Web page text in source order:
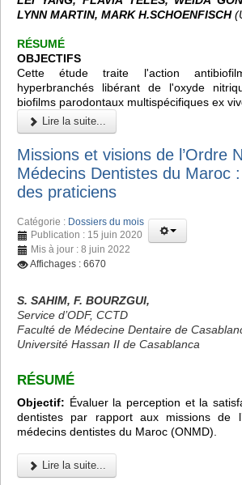
LYNN MARTIN, MARK H.SCHOENFISCH
RÉSUMÉ
OBJECTIFS
Cette étude traite l'action
hyperbranchés libérant de l'oxyde
biofilms parodontaux multispécifiques ex
Lire la suite...
Missions et visions de l’Ordre
Médecins Dentistes du Maroc
des praticiens
Catégorie : Dossiers du mois
Publication : 15 juin 2020
Mis à jour : 8 juin 2022
Affichages : 6670
S. SAHIM, F. BOURZGUI,
Service d’ODF, CCTD
Faculté de Médecine Dentaire de
Université Hassan II de Casablanca
RÉSUMÉ
Objectif: Évaluer la perception et la
dentistes par rapport aux missions de
médecins dentistes du Maroc (ONMD).
Lire la suite...